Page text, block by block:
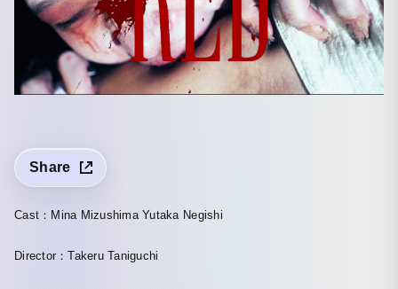
Share
Cast：Mina Mizushima Yutaka Negishi
Director：Takeru Taniguchi